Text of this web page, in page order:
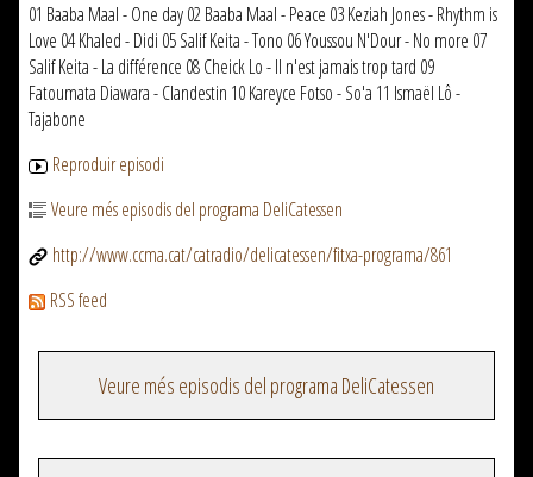
01 Baaba Maal - One day 02 Baaba Maal - Peace 03 Keziah Jones - Rhythm is
Love 04 Khaled - Didi 05 Salif Keita - Tono 06 Youssou N'Dour - No more 07
Salif Keita - La différence 08 Cheick Lo - Il n'est jamais trop tard 09
Fatoumata Diawara - Clandestin 10 Kareyce Fotso - So'a 11 Ismaël Lô -
Tajabone
Reproduir episodi
Veure més episodis del programa DeliCatessen
http://www.ccma.cat/catradio/delicatessen/fitxa-programa/861
RSS feed
Veure més episodis del programa DeliCatessen